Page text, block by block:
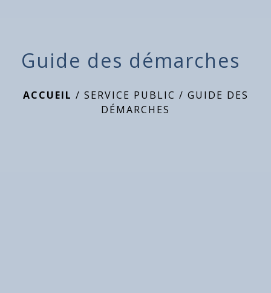
Guide des démarches
ACCUEIL / SERVICE PUBLIC / GUIDE DES
DÉMARCHES